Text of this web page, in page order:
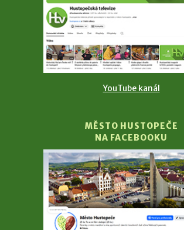
YouTube kanál
MĚSTO HUSTOPEČE
NA FACEBOOKU